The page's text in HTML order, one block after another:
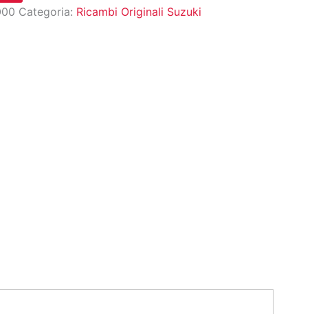
Categoria: Ricambi Originali Suzuki